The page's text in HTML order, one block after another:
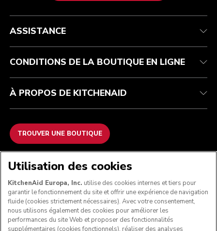
Service après-vente
Garantie et documents
Contactez-nous
Conditions générales de vente
Retours et remboursements
Imprint
ODR
La marque
Trouver une boutique
ASSISTANCE
CONDITIONS DE LA BOUTIQUE EN LIGNE
À PROPOS DE KITCHENAID
TROUVER UNE BOUTIQUE
NOUS ACCEPTONS
SUIVEZ-NOUS
Utilisation des cookies
KitchenAid Europa, Inc. utilise des cookies internes et tiers pour
garantir le fonctionnement du site et offrir une expérience de navigation
fluide (cookies strictement nécessaires). Avec votre consentement,
nous utilisons également des cookies pour améliorer les
performances du site Web et proposer des fonctionnalités